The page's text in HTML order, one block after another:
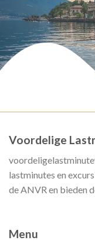
Voordelige
lastminutes en
de ANVR en bieden
Menu